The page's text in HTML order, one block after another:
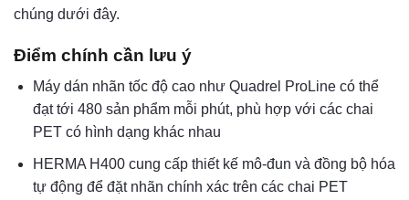
chúng dưới đây.
Điểm chính cần lưu ý
Máy dán nhãn tốc độ cao như Quadrel ProLine có thể
đạt tới 480 sản phẩm mỗi phút, phù hợp với các chai
PET có hình dạng khác nhau
HERMA H400 cung cấp thiết kế mô-đun và đồng bộ hóa
tự động để đặt nhãn chính xác trên các chai PET